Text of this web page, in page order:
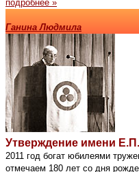
подробнее »
Ганина Людмила
Утверждение имени
2011 год богат юбилеями
отмечаем 180 лет со дня